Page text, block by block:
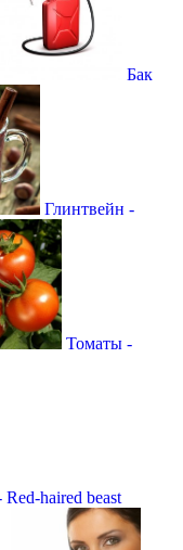
Бак
Глинтвейн -
Томаты -
haired beast